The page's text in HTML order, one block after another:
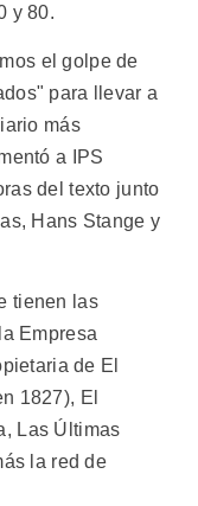
y 80.
el golpe de
para llevar a
más
a IPS
del texto junto
Hans Stange y
tienen las
Empresa
de El
1827), El
Las Últimas
la red de